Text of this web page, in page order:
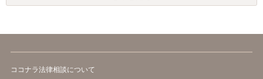
ココナラ法律相談について